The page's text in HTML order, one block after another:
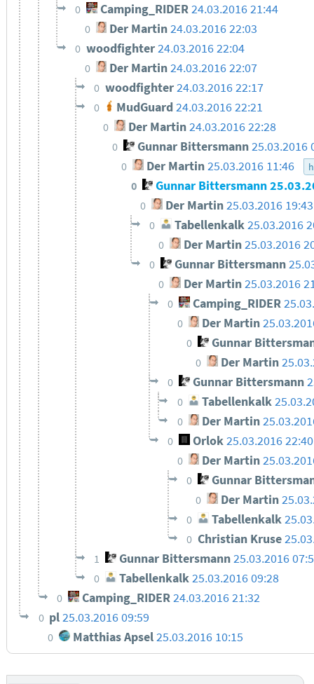
0 Camping_RIDER24.03.2016 21:44
0 Der Martin24.03.2016 22:03
0 woodfighter24.03.2016 22:04
0 Der Martin24.03.2016 22:07
0 woodfighter24.03.2016 22:17
0 MudGuard 24.03.2016 22:21
0 Der Martin24.03.2016 22:28
0 Gunnar Bittersmann25.03.2016
0 Der Martin25.03.2016 11:46
0 Gunnar Bittersmann
0 Der Martin 25.03.2016 19:43
0 Tabellenkalk25.03.2016
0 Der Martin25.03.2016
0 Gunnar Bittersmann
0 Der Martin25.03.2016
0 Camping_RIDER
0 Der Martin
0 Gunnar
0 Der Martin
0 Gunnar Bittersmann
0 Tabellenkalk
0 Der Martin
0 Orlok25.03.2016 22:40
0 Der Martin
0 Gunnar
0 Der Martin
0 Tabellenkalk
0 Christian Kruse
1 Gunnar Bittersmann 25.03.2016
0 Tabellenkalk 25.03.2016 09:28
0 Camping_RIDER24.03.2016 21:32
0 pl25.03.2016 09:59
0 Matthias Apsel 25.03.2016 10:15